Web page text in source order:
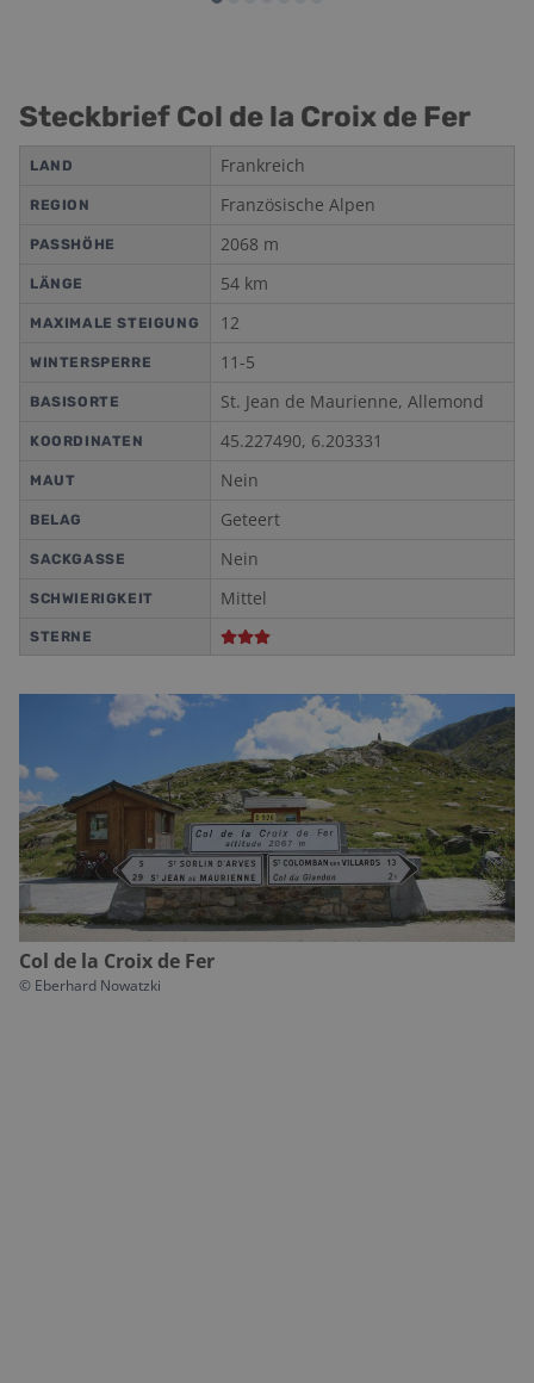
Steckbrief Col de la Croix de Fer
LAND Frankreich
REGION Französische Alpen
PASSHÖHE 2068 m
LÄNGE 54 km
MAXIMALE STEIGUNG 12
WINTERSPERRE 11-5
BASISORTE St. Jean de Maurienne, Allemond
KOORDINATEN 45.227490, 6.203331
MAUT Nein
BELAG Geteert
SACKGASSE Nein
SCHWIERIGKEIT Mittel
STERNE
Col de la Croix de Fer
© Eberhard Nowatzki